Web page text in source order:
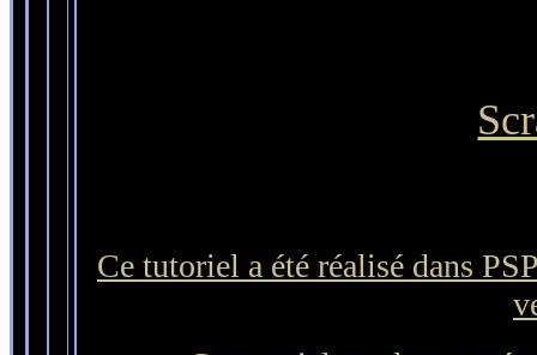
Ce tutoriel a été réalisé dans